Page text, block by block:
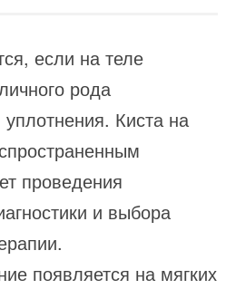
если на теле
рода
Киста на
проведения
и выбора
появляется на мягких